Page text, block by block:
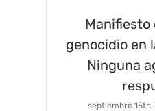
Manifiesto
genocidio en
Ninguna
septiembre 15th,